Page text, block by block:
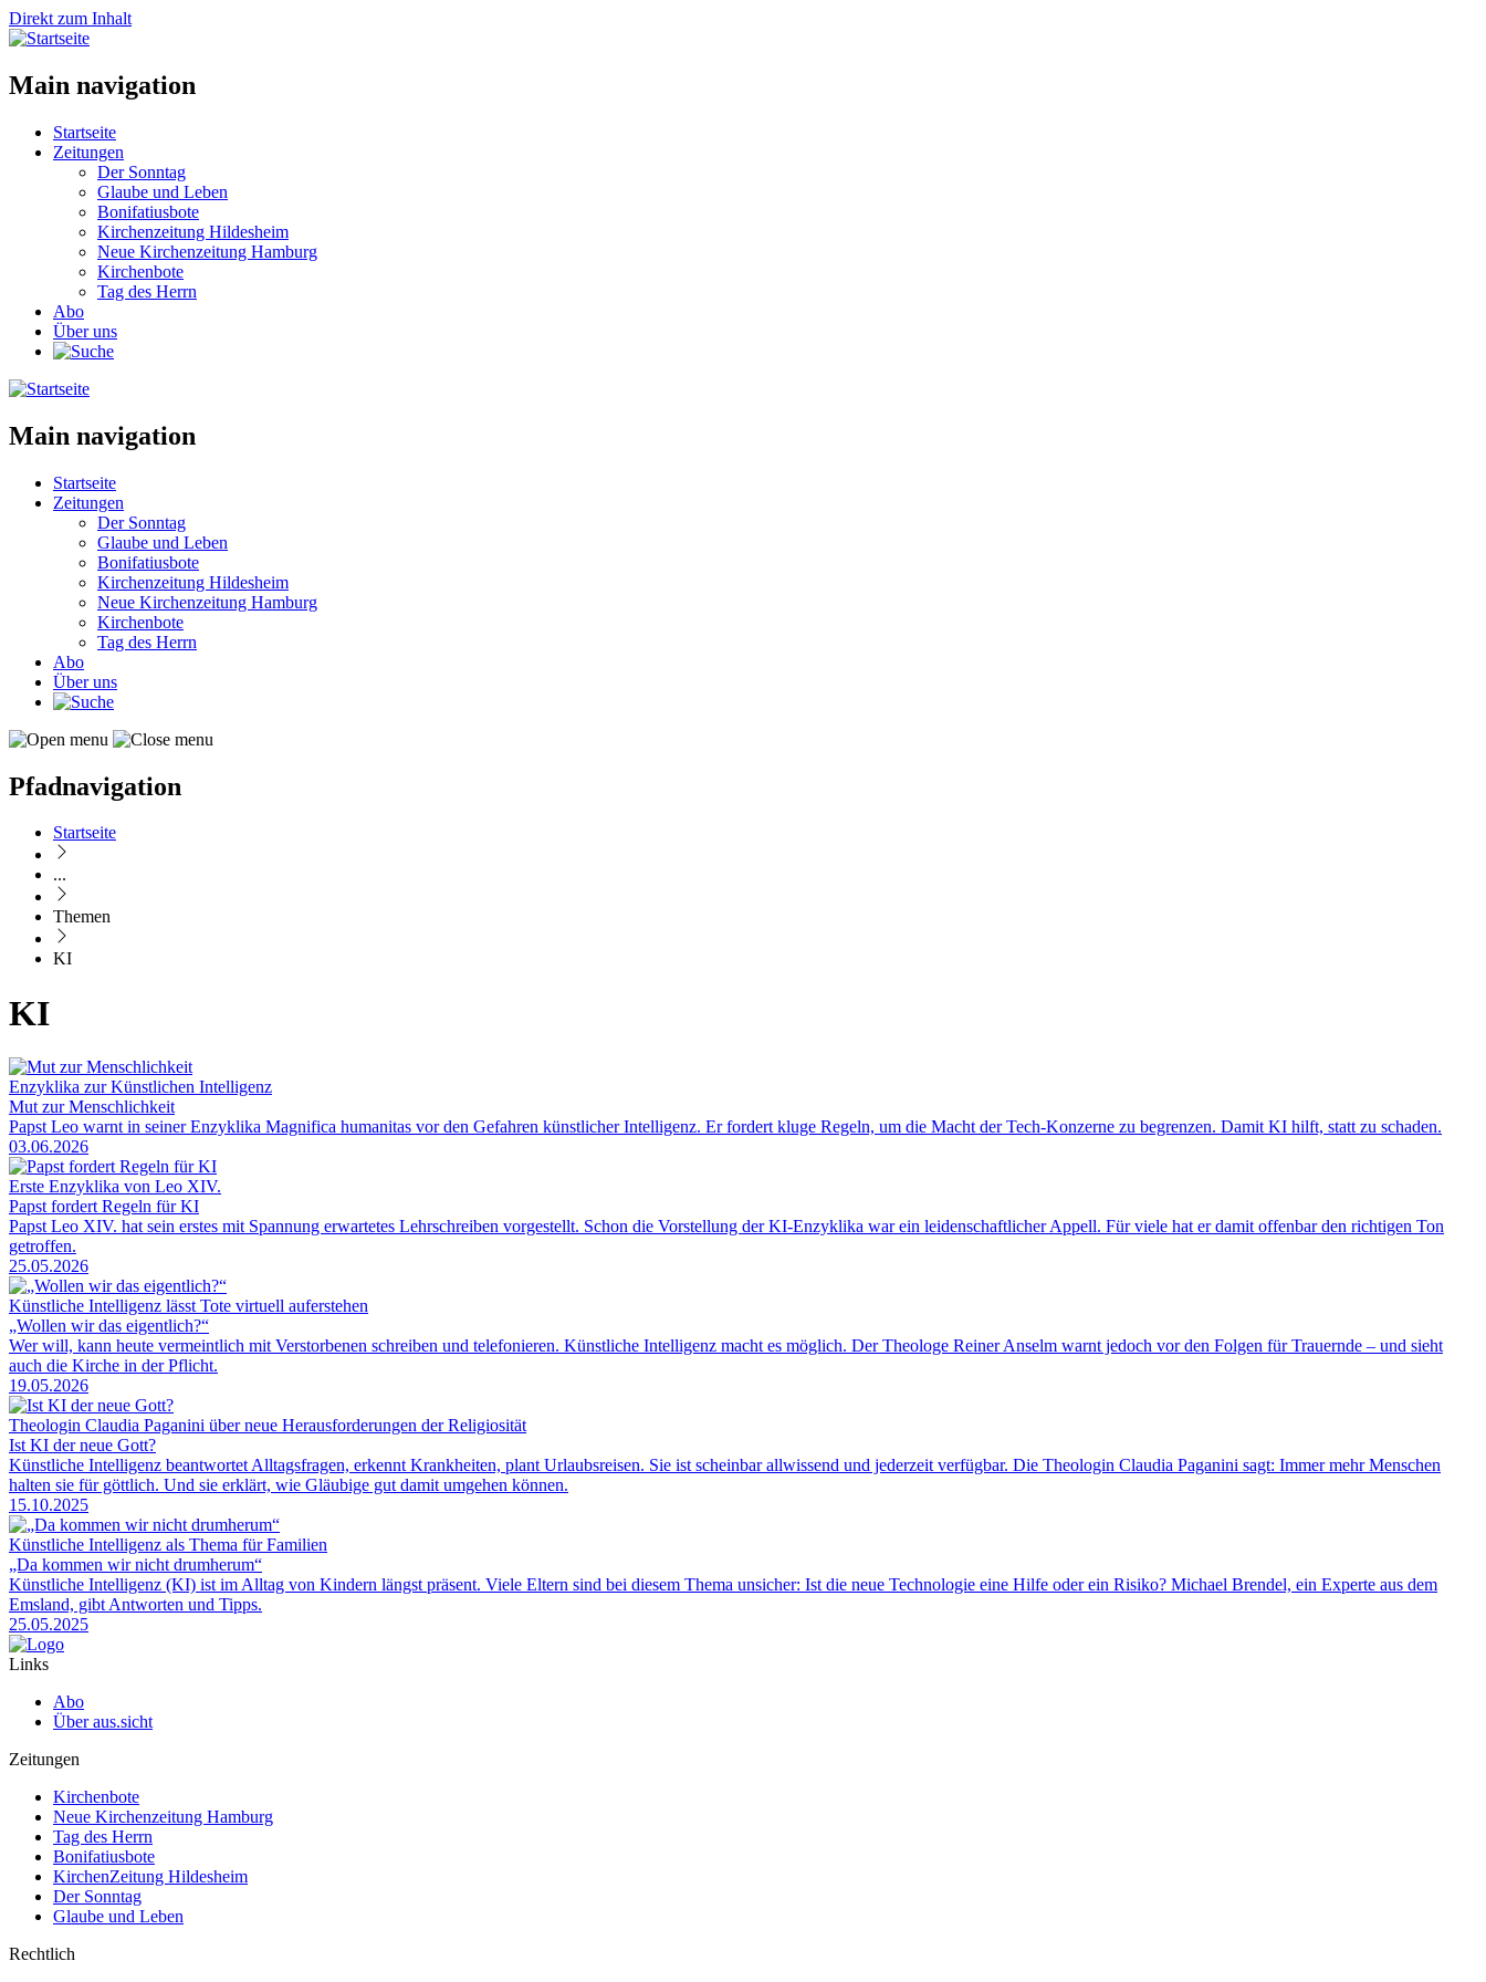
Direkt zum Inhalt
Main navigation
Startseite
Zeitungen
Der Sonntag
Glaube und Leben
Bonifatiusbote
Kirchenzeitung Hildesheim
Neue Kirchenzeitung Hamburg
Kirchenbote
Tag des Herrn
Abo
Über uns
Main navigation
Startseite
Zeitungen
Der Sonntag
Glaube und Leben
Bonifatiusbote
Kirchenzeitung Hildesheim
Neue Kirchenzeitung Hamburg
Kirchenbote
Tag des Herrn
Abo
Über uns
Pfadnavigation
Startseite
...
Themen
KI
KI
Enzyklika zur Künstlichen Intelligenz
Mut zur Menschlichkeit
Papst Leo warnt in seiner Enzyklika Magnifica humanitas vor den Gefahren künstlicher Intelligenz. Er fordert kluge Regeln, um die Macht der Tech-Konzerne zu begrenzen. Damit KI hilft, statt zu schaden.
03.06.2026
Erste Enzyklika von Leo XIV.
Papst fordert Regeln für KI
Papst Leo XIV. hat sein erstes mit Spannung erwartetes Lehrschreiben vorgestellt. Schon die Vorstellung der KI-Enzyklika war ein leidenschaftlicher Appell. Für viele hat er damit offenbar den richtigen Ton
getroffen.
25.05.2026
Künstliche Intelligenz lässt Tote virtuell auferstehen
„Wollen wir das eigentlich?“
Wer will, kann heute vermeintlich mit Verstorbenen schreiben und telefonieren. Künstliche Intelligenz macht es möglich. Der Theologe Reiner Anselm warnt jedoch vor den Folgen für Trauernde – und sieht
auch die Kirche in der Pflicht.
19.05.2026
Theologin Claudia Paganini über neue Herausforderungen der Religiosität
Ist KI der neue Gott?
Künstliche Intelligenz beantwortet Alltagsfragen, erkennt Krankheiten, plant Urlaubsreisen. Sie ist scheinbar allwissend und jederzeit verfügbar. Die Theologin Claudia Paganini sagt: Immer mehr Menschen
halten sie für göttlich. Und sie erklärt, wie Gläubige gut damit umgehen können.
15.10.2025
Künstliche Intelligenz als Thema für Familien
„Da kommen wir nicht drumherum“
Künstliche Intelligenz (KI) ist im Alltag von Kindern längst präsent. Viele Eltern sind bei diesem Thema unsicher: Ist die neue Technologie eine Hilfe oder ein Risiko? Michael Brendel, ein Experte aus dem
Emsland, gibt Antworten und Tipps.
25.05.2025
Links
Abo
Über aus.sicht
Zeitungen
Kirchenbote
Neue Kirchenzeitung Hamburg
Tag des Herrn
Bonifatiusbote
KirchenZeitung Hildesheim
Der Sonntag
Glaube und Leben
Rechtlich